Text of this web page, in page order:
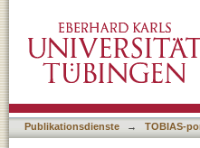
und der
Publikationsdienste → TOBIAS-